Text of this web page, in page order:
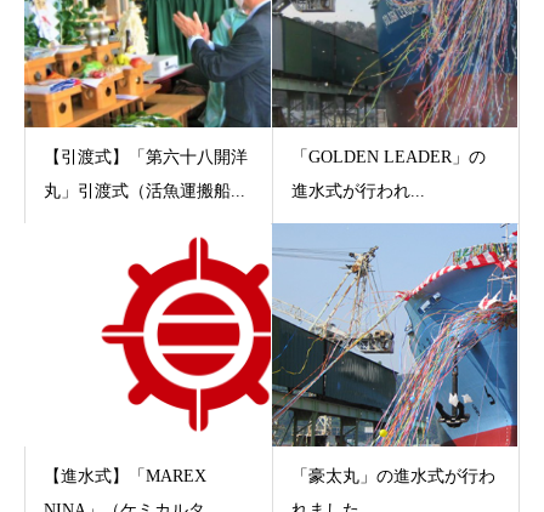
【引渡式】「第六十八開洋
丸」引渡式（活魚運搬船...
「GOLDEN LEADER」の
進水式が行われ...
【進水式】「MAREX
「豪太丸」の進水式が行わ